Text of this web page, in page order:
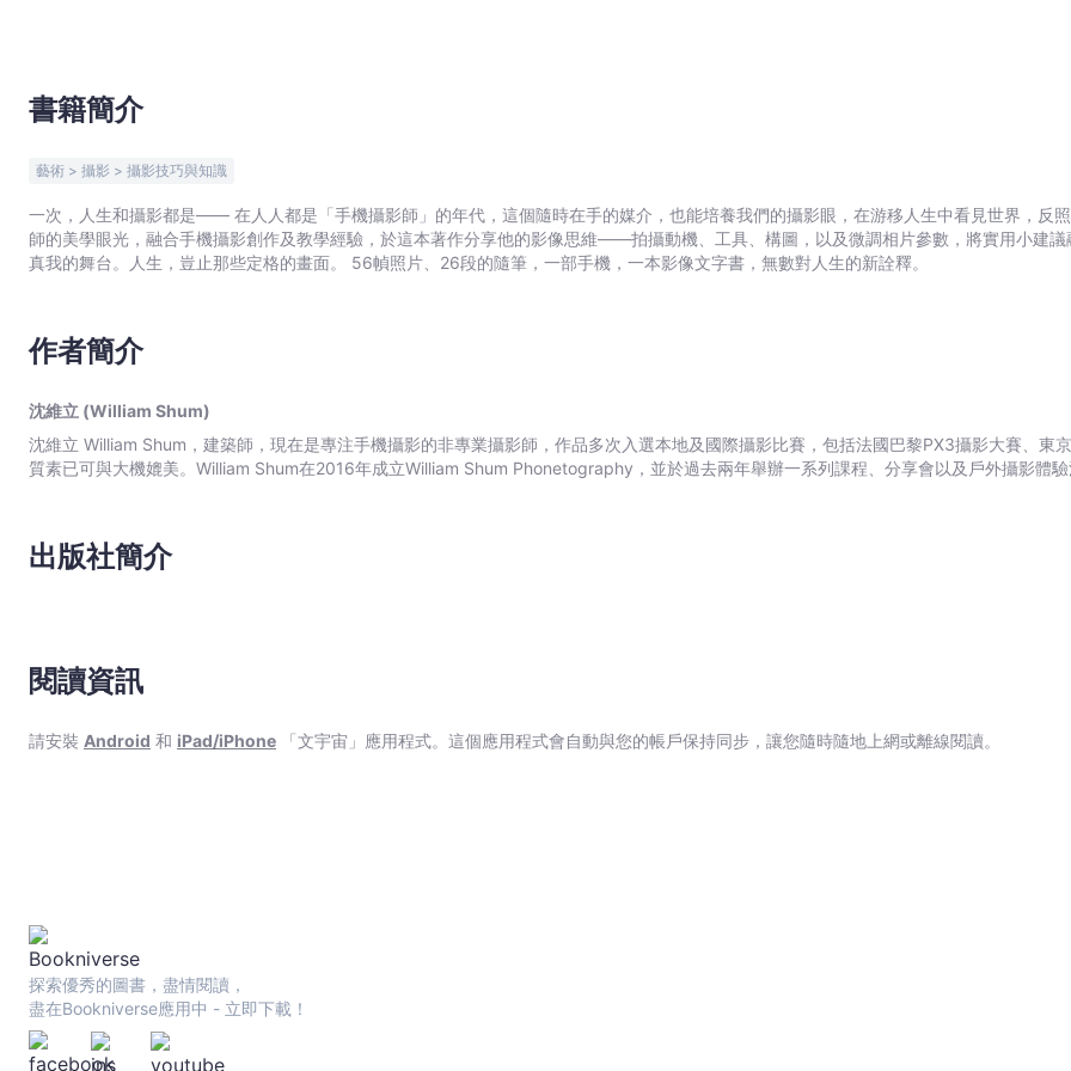
宇
宙
｜
書籍簡介
藝術 > 攝影 > 攝影技巧與知識
一次，人生和攝影都是—— 在人人都是「手機攝影師」的年代，這個隨時在手的媒介，也能培養我們的攝影眼，在游移人生中看見世界，反照自身。 手機攝影的
師的美學眼光，融合手機攝影創作及教學經驗，於這本著作分享他的影像思維——拍攝動機、工具、構圖，以及微調相片參數，將實用小建
真我的舞台。人生，豈止那些定格的畫面。 56幀照片、26段的隨筆，一部手機，一本影像文字書，無數對人生的新詮釋。
作者簡介
沈維立 (William Shum)
沈維立 William Shum，建築師，現在是專注手機攝影的非專業攝影師，作品多次入選本地及國際攝影比賽，包括法國巴黎PX3攝影大賽、東京國際攝影大賽等等。 現今智能科技發
質素已可與大機媲美。William Shum在2016年成立William Shum Phonetography，並於過去兩年舉辦一系列課程、分享會以及戶外攝影體
出版社簡介
閱讀資訊
請安裝 Android 和 iPad/iPhone 「文宇宙」應用程式。這個應用程式會自動與您的帳戶保持同步，讓您隨時隨地上網或離線閱讀。
探索優秀的圖書，盡情閱讀，
盡在Bookniverse應用中 - 立即下載！